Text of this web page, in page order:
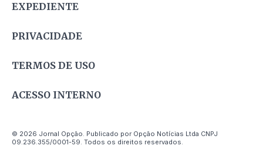
EXPEDIENTE
PRIVACIDADE
TERMOS DE USO
ACESSO INTERNO
© 2026 Jornal Opção. Publicado por Opção Notícias Ltda CNPJ
09.236.355/0001-59. Todos os direitos reservados.